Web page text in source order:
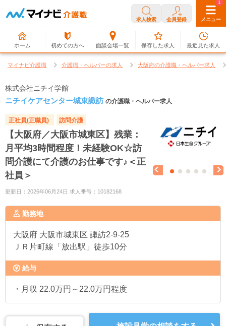
求人検索 会員登録 メニュー
ホーム 初めての方へ 面談会場一覧
0
保存した求人
1
最近見た求人
マイナビ介護職 介護職・ヘルパーの求人 大阪府の介護職・ヘルパー求人
株式会社ニチイ学館
ニチイケアセンター城東諏訪 の介護職・ヘルパー求人
正社員(正職員) 訪問介護
【大阪府／大阪市城東区】残業：
月平均3時間程度！未経験OK☆訪
問介護にて介護のお仕事です♪＜正
社員＞
更新日：2026年06月24日 求人番号：10182168
勤務地
大阪府 大阪市城東区 諏訪2-9-25
ＪＲ片町線「放出駅」徒歩10分
給与
・月収 22.0万円～22.0万円程度